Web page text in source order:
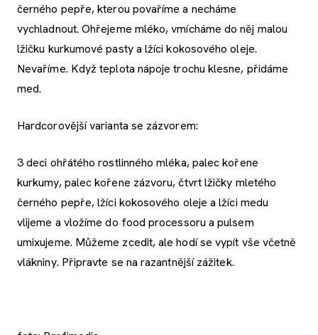
černého pepře, kterou povaříme a necháme
vychladnout. Ohřejeme mléko, vmícháme do něj malou
lžičku kurkumové pasty a lžíci kokosového oleje.
Nevaříme. Když teplota nápoje trochu klesne, přidáme
med.
Hardcorovější varianta se zázvorem:
3 deci ohřátého rostlinného mléka, palec kořene
kurkumy, palec kořene zázvoru, čtvrt lžičky mletého
černého pepře, lžíci kokosového oleje a lžíci medu
vlijeme a vložíme do food processoru a pulsem
umixujeme. Můžeme zcedit, ale hodí se vypít vše včetně
vlákniny. Připravte se na razantnější zážitek.